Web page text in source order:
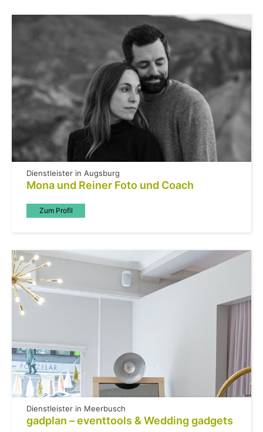
Dienstleister in Augsburg
Mona und Reiner Foto und Coach
Zum Profil
Dienstleister in Meerbusch
gadplan – eventtools & Wedding gadgets